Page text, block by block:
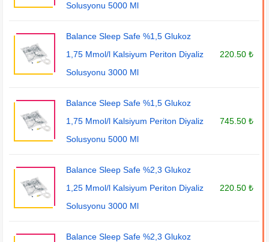
Solusyonu 5000 Ml
Balance Sleep Safe %1,5 Glukoz
1,75 Mmol/l Kalsiyum Periton Diyaliz
Solusyonu 3000 Ml
220.50 ₺
Balance Sleep Safe %1,5 Glukoz
1,75 Mmol/l Kalsiyum Periton Diyaliz
Solusyonu 5000 Ml
745.50 ₺
Balance Sleep Safe %2,3 Glukoz
1,25 Mmol/l Kalsiyum Periton Diyaliz
Solusyonu 3000 Ml
220.50 ₺
Balance Sleep Safe %2,3 Glukoz